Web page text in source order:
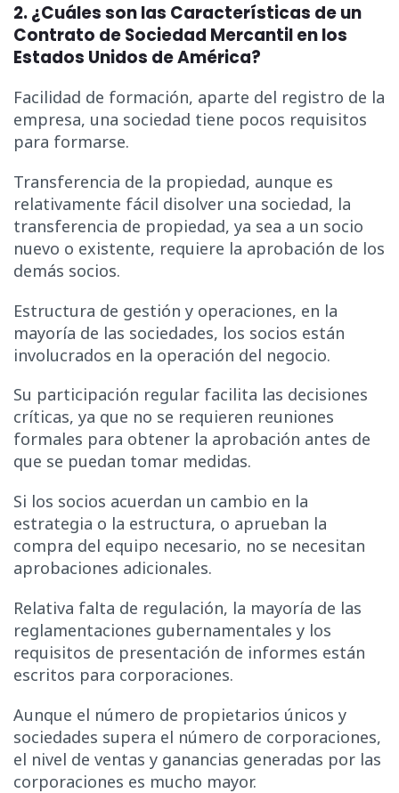
2. ¿Cuáles son las Características de un
Contrato de Sociedad Mercantil en los
Estados Unidos de América?
Facilidad de formación, aparte del registro de la
empresa, una sociedad tiene pocos requisitos
para formarse.
Transferencia de la propiedad, aunque es
relativamente fácil disolver una sociedad, la
transferencia de propiedad, ya sea a un socio
nuevo o existente, requiere la aprobación de los
demás socios.
Estructura de gestión y operaciones, en la
mayoría de las sociedades, los socios están
involucrados en la operación del negocio.
Su participación regular facilita las decisiones
críticas, ya que no se requieren reuniones
formales para obtener la aprobación antes de
que se puedan tomar medidas.
Si los socios acuerdan un cambio en la
estrategia o la estructura, o aprueban la
compra del equipo necesario, no se necesitan
aprobaciones adicionales.
Relativa falta de regulación, la mayoría de las
reglamentaciones gubernamentales y los
requisitos de presentación de informes están
escritos para corporaciones.
Aunque el número de propietarios únicos y
sociedades supera el número de corporaciones,
el nivel de ventas y ganancias generadas por las
corporaciones es mucho mayor.